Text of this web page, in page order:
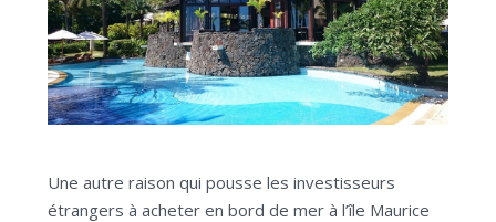
Une autre raison qui pousse les investisseurs
étrangers à acheter en bord de mer à l’île Maurice